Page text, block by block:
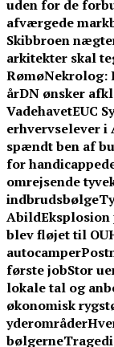
uden for de
afværgede
Skibbroen
arkitekter skal
RømøNekrolog:
årDN ønsker
VadehavetEUC
erhvervselever i
spændt ben af
for
omrejsende
indbrudsbølge
AbildEksplosion
blev fløjet til
autocamper
første jobStor
lokale tal og
økonomisk
yderområder
bølgerne